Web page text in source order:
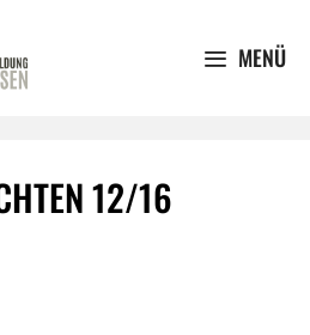
MENÜ
12/16